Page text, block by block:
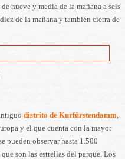
nueve y media de la mañana a seis
de la mañana y también cierra de
distrito de Kurfürstendamm,
y el que cuenta con la mayor
pueden observar hasta 1.500
son las estrellas del parque. Los